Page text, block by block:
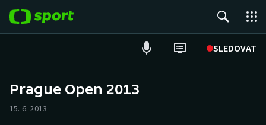
SLEDOVAT
Hokej
Prague Open 2013
15. 6. 2013